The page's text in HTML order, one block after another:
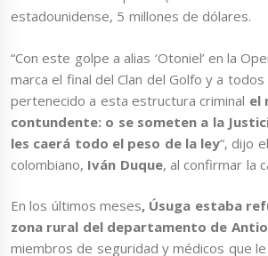
estadounidense, 5 millones de dólares.
“Con este golpe a alias ‘Otoniel’ en la
marca el final del Clan del Golfo y a todos
pertenecido a esta estructura criminal el
contundente: o se someten a la
les caerá todo el peso de la ley“, dijo
colombiano, Iván Duque, al confirmar la
En los últimos meses, Úsuga estaba
zona rural del departamento de
miembros de seguridad y médicos que